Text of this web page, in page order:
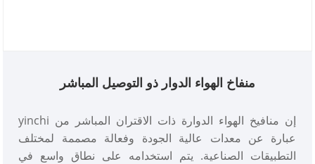
منفاخ الهواء الدوار ذو التوصيل المباشر
إن منافيخ الهواء الدوارة ذات الاقتران المباشر من yinchi
عبارة عن معدات عالية الجودة وفعالة مصممة لمختلف
التطبيقات الصناعية. يتم استخدامه على نطاق واسع في